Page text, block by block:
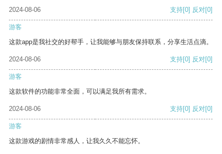
2024-08-06
支持[0] 反对[0]
游客
这款app是我社交的好帮手，让我能够与朋友保持联系，分享生活点滴。
2024-08-06 支持[0] 反对[0]
游客
这款软件的功能非常全面，可以满足我所有需求。
2024-08-06 支持[0] 反对[0]
游客
这款游戏的剧情非常感人，让我久久不能忘怀。